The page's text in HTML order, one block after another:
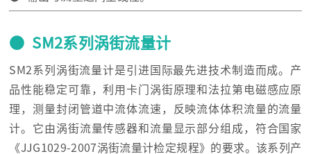
● SM2系列涡街流量计
SM2系列涡街流量计是引进国际最先进技术制造而成。产
品性能稳定可靠，利用卡门涡街原理和法拉第电磁感应原
理，测量封闭管道中流体流速，反映流体体积流量的流量
计。它由涡街流量传感器和流量显示部分组成，符合国家
《JJG1029-2007涡街流量计检定规程》的要求。该系列产